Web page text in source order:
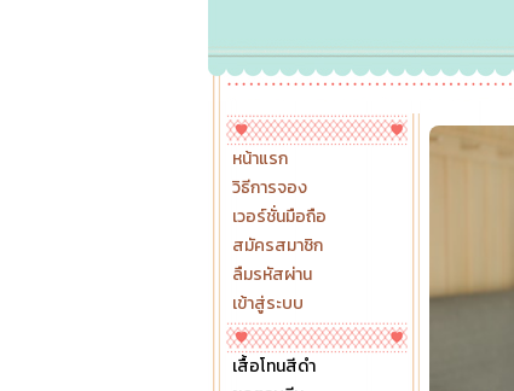
หน้าแรก
วิธีการจอง
เวอร์ชั่นมือถือ
สมัครสมาชิก
ลืมรหัสผ่าน
เข้าสู่ระบบ
เสื้อโทนสีดำ